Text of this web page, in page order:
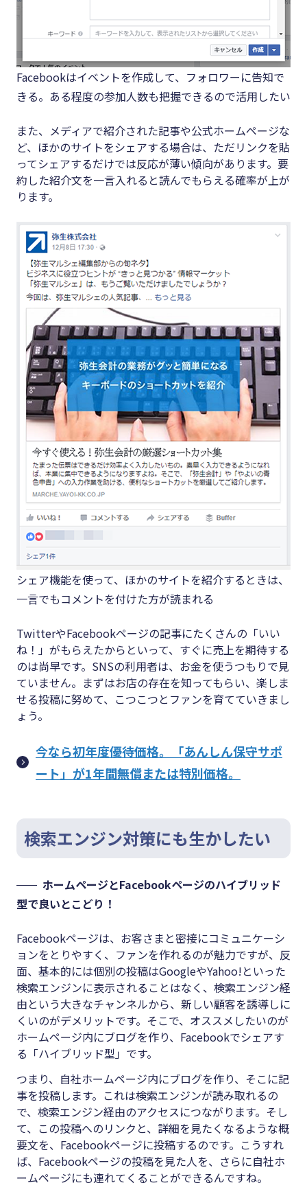
Facebookはイベントを作成して、フォロワーに告知で
きる。ある程度の参加人数も把握できるので活用したい
また、メディアで紹介された記事や公式ホームページな
ど、ほかのサイトをシェアする場合は、ただリンクを貼
ってシェアするだけでは反応が薄い傾向があります。要
約した紹介文を一言入れると読んでもらえる確率が上が
ります。
シェア機能を使って、ほかのサイトを紹介するときは、
一言でもコメントを付けた方が読まれる
TwitterやFacebookページの記事にたくさんの「いい
ね！」がもらえたからといって、すぐに売上を期待する
のは尚早です。SNSの利用者は、お金を使うつもりで見
ていません。まずはお店の存在を知ってもらい、楽しま
せる投稿に努めて、こつこつとファンを育てていきまし
ょう。
今なら初年度優待価格。「あんしん保守サポ
ート」が1年間無償または特別価格。
検索エンジン対策にも生かしたい
ホームページとFacebookページのハイブリッド
型で良いとこどり！
Facebookページは、お客さまと密接にコミュニケーシ
ョンをとりやすく、ファンを作れるのが魅力ですが、反
面、基本的には個別の投稿はGoogleやYahoo!といった
検索エンジンに表示されることはなく、検索エンジン経
由という大きなチャンネルから、新しい顧客を誘導しに
くいのがデメリットです。そこで、オススメしたいのが
ホームページ内にブログを作り、Facebookでシェアす
る「ハイブリッド型」です。
つまり、自社ホームページ内にブログを作り、そこに記
事を投稿します。これは検索エンジンが読み取れるの
で、検索エンジン経由のアクセスにつながります。そし
て、この投稿へのリンクと、詳細を見たくなるような概
要文を、Facebookページに投稿するのです。こうすれ
ば、Facebookページの投稿を見た人を、さらに自社ホ
ームページにも連れてくることができるんですね。